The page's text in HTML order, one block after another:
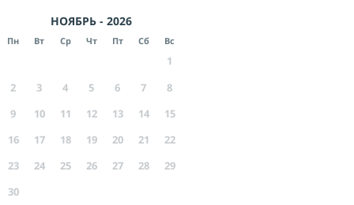
НОЯБРЬ - 2026
Пн Вт Ср Чт Пт Сб Вс
1
2
3 4 5 6 7
8
9
10 11 12 13 14
15
16
17 18 19 20 21
22
23
24 25 26 27 28
29
30